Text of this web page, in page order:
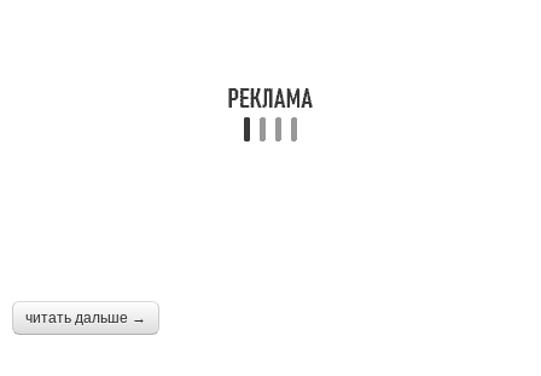
читать дальше →